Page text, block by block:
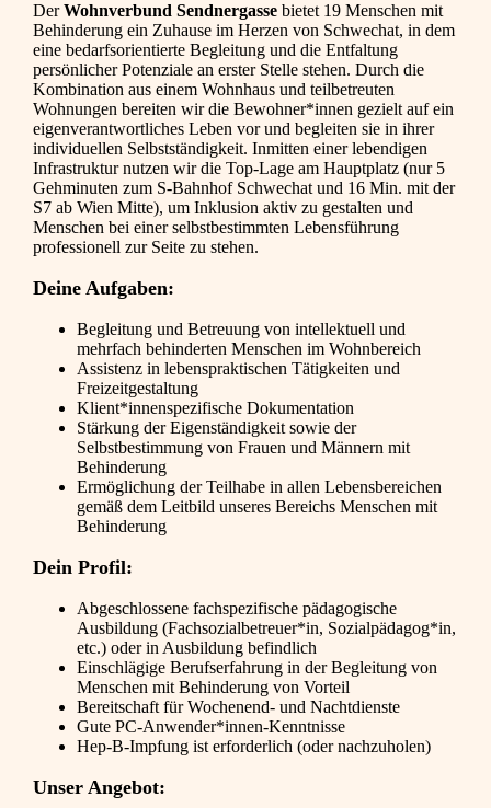
DerWohnverbund Sendnergasse bietet 19 Menschen mit
Behinderung ein Zuhause im Herzen von Schwechat, in dem
eine bedarfsorientierte Begleitung und die Entfaltung
persönlicher Potenziale an erster Stelle stehen. Durch die
Kombination aus einem Wohnhaus und teilbetreuten
Wohnungen bereiten wir die Bewohner*innen gezielt auf ein
eigenverantwortliches Leben vor und begleiten sie in ihrer
individuellen Selbstständigkeit. Inmitten einer lebendigen
Infrastruktur nutzen wir die Top-Lage am Hauptplatz (nur 5
Gehminuten zum S-Bahnhof Schwechat und 16 Min. mit der
S7 ab Wien Mitte), um Inklusion aktiv zu gestalten und
Menschen bei einer selbstbestimmten Lebensführung
professionell zur Seite zu stehen.
Deine Aufgaben:
Begleitung und Betreuung von intellektuell und
mehrfach behinderten Menschen im Wohnbereich
Assistenz in lebenspraktischen Tätigkeiten und
Freizeitgestaltung
Klient*innenspezifische Dokumentation
Stärkung der Eigenständigkeit sowie der
Selbstbestimmung von Frauen und Männern mit
Behinderung
Ermöglichung der Teilhabe in allen Lebensbereichen
gemäß dem Leitbild unseres Bereichs Menschen mit
Behinderung
Dein Profil:
Abgeschlossene fachspezifische pädagogische
Ausbildung (Fachsozialbetreuer*in, Sozialpädagog*in,
etc.) oder in Ausbildung befindlich
Einschlägige Berufserfahrung in der Begleitung von
Menschen mit Behinderung von Vorteil
Bereitschaft für Wochenend- und Nachtdienste
Gute PC-Anwender*innen-Kenntnisse
Hep-B-Impfung ist erforderlich (oder nachzuholen)
Unser Angebot: